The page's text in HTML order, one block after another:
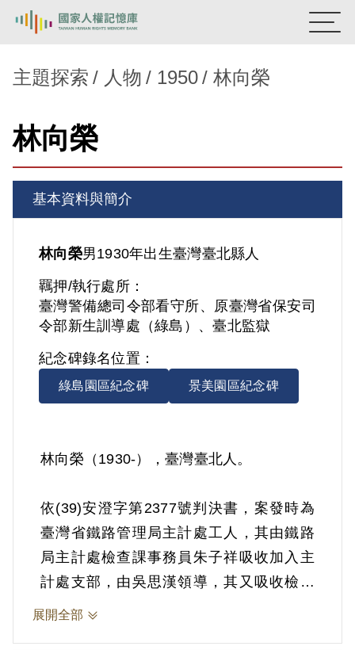
新生訓導處
主題探索
背景知識
關於我們
意見信箱
主題探索 人物 1950 林向榮
林向榮
基本資料與簡介
林向榮男1930年出生臺灣臺北縣人
羈押/執行處所：
臺灣警備總司令部看守所、原臺灣省保安司
令部新生訓導處（綠島）、臺北監獄
紀念碑錄名位置：
綠島園區紀念碑 景美園區紀念碑
林向榮（1930-），臺灣臺北人。
依(39)安澄字第2377號判決書，案發時為
臺灣省鐵路管理局主計處工人，其由鐵路
局主計處檢查課事務員朱子祥吸收加入主
計處支部，由吳思漢領導，其又吸收檢查
課印票員陳健通及臺北站剪票司事蕭成金
展開全部